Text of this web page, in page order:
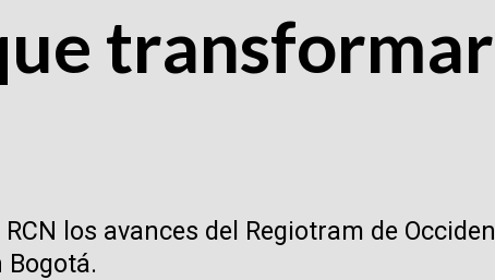
los avances del Regiotram de